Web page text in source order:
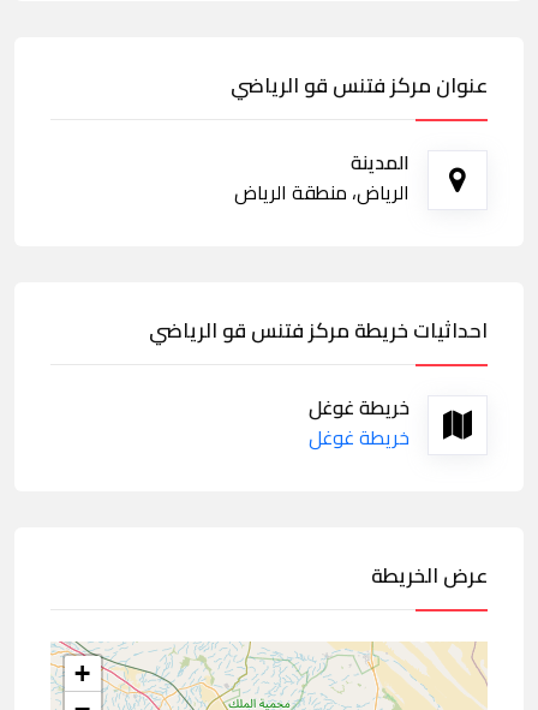
عنوان مركز فتنس قو الرياضي
المدينة
الرياض، منطقة الرياض
احداثيات خريطة مركز فتنس قو الرياضي
خريطة غوغل
خريطة غوغل
عرض الخريطة
+